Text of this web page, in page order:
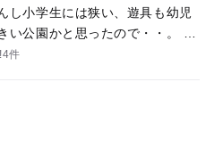
し小学生には狭い、遊具も幼児
い公園かと思ったので・・。 幼
息子は公園を見て遊べない、、
め、小学生には不向き。駐車
4件